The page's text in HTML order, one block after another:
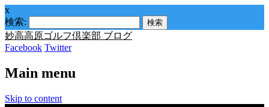
x
検索:
妙高高原ゴルフ倶楽部 ブログ
Facebook Twitter
Main menu
Skip to content